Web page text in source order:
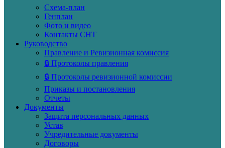
Схема-план
Генплан
Фото и видео
Контакты СНТ
Руководство
Правление и Ревизионная комиссия
🔒 Протоколы правления
🔒 Протоколы ревизионной комиссии
Приказы и постановления
Отчеты
Документы
Защита персональных данных
Устав
Учредительные документы
Договоры